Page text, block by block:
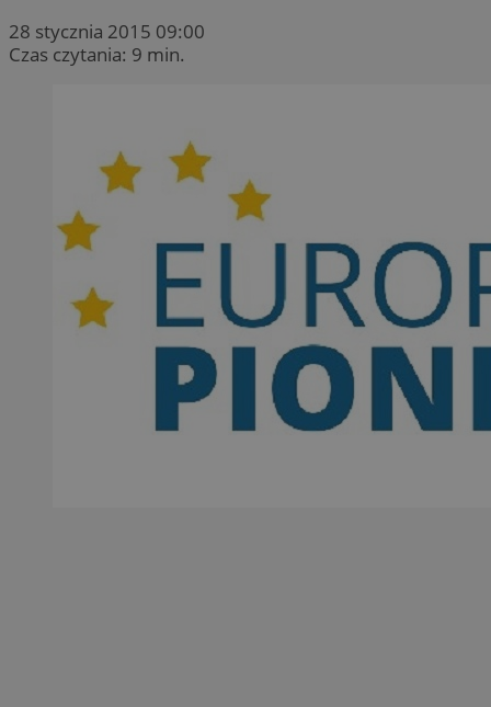
28 stycznia 2015 09:00
Czas czytania: 9 min.